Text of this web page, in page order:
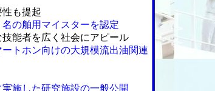
も提起
名の舶用マイスターを認定
能者を広く社会にアピール
ートホン向けの大規模流出油関連
実施した研究施設の一般公開